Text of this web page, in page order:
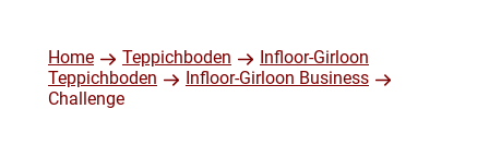
Home Teppichboden
Infloor-Girloon
Teppichboden
Infloor-Girloon Business
Challenge